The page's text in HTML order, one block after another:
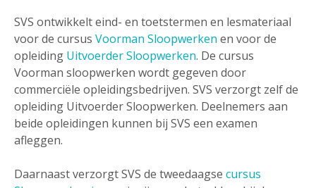
SVS ontwikkelt eind- en toetstermen en lesmateriaal
voor de cursus Voorman Sloopwerken en voor de
opleiding Uitvoerder Sloopwerken. De cursus
Voorman sloopwerken wordt gegeven door
commerciële opleidingsbedrijven. SVS verzorgt zelf de
opleiding Uitvoerder Sloopwerken. Deelnemers aan
beide opleidingen kunnen bij SVS een examen
afleggen.
Daarnaast verzorgt SVS de tweedaagse cursus